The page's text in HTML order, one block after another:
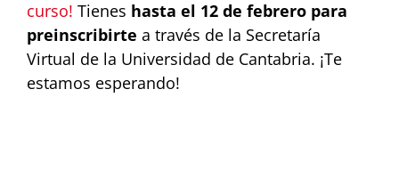
curso! Tienes hasta el 12 de febrero para
preinscribirte a través de la Secretaría
Virtual de la Universidad de Cantabria. ¡Te
estamos esperando!